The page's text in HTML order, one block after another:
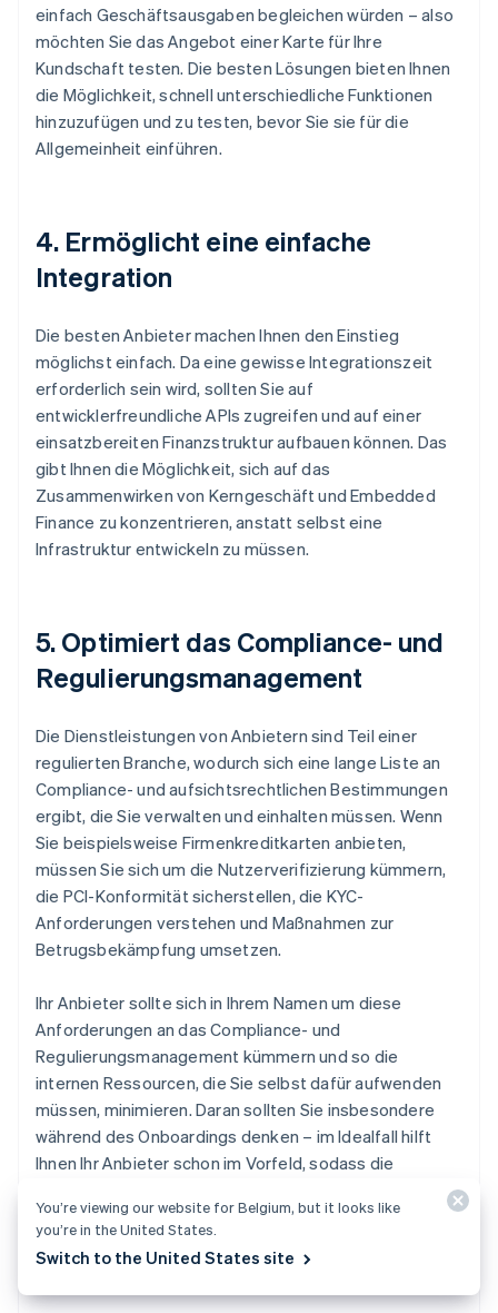
einfach Geschäftsausgaben begleichen würden – also
möchten Sie das Angebot einer Karte für Ihre
Kundschaft testen. Die besten Lösungen bieten Ihnen
die Möglichkeit, schnell unterschiedliche Funktionen
hinzuzufügen und zu testen, bevor Sie sie für die
Allgemeinheit einführen.
4. Ermöglicht eine einfache
Integration
Die besten Anbieter machen Ihnen den Einstieg
möglichst einfach. Da eine gewisse Integrationszeit
erforderlich sein wird, sollten Sie auf
entwicklerfreundliche APIs zugreifen und auf einer
einsatzbereiten Finanzstruktur aufbauen können. Das
gibt Ihnen die Möglichkeit, sich auf das
Zusammenwirken von Kerngeschäft und Embedded
Finance zu konzentrieren, anstatt selbst eine
Infrastruktur entwickeln zu müssen.
5. Optimiert das Compliance- und
Regulierungsmanagement
Die Dienstleistungen von Anbietern sind Teil einer
regulierten Branche, wodurch sich eine lange Liste an
Compliance- und aufsichtsrechtlichen Bestimmungen
ergibt, die Sie verwalten und einhalten müssen. Wenn
Sie beispielsweise Firmenkreditkarten anbieten,
müssen Sie sich um die Nutzerverifizierung kümmern,
die PCI-Konformität sicherstellen, die KYC-
Anforderungen verstehen und Maßnahmen zur
Betrugsbekämpfung umsetzen.
Ihr Anbieter sollte sich in Ihrem Namen um diese
Anforderungen an das Compliance- und
Regulierungsmanagement kümmern und so die
internen Ressourcen, die Sie selbst dafür aufwenden
müssen, minimieren. Daran sollten Sie insbesondere
während des Onboardings denken – im Idealfall hilft
Ihnen Ihr Anbieter schon im Vorfeld, sodass die
muss, wenn sie der Plattform erstmalig beitritt,
unabhängig davon, wie viele Finanzdienstleistungen sie
nutzt.
You’re viewing our website for Belgium, but it looks like
you’re in the United States.
Switch to the United States site